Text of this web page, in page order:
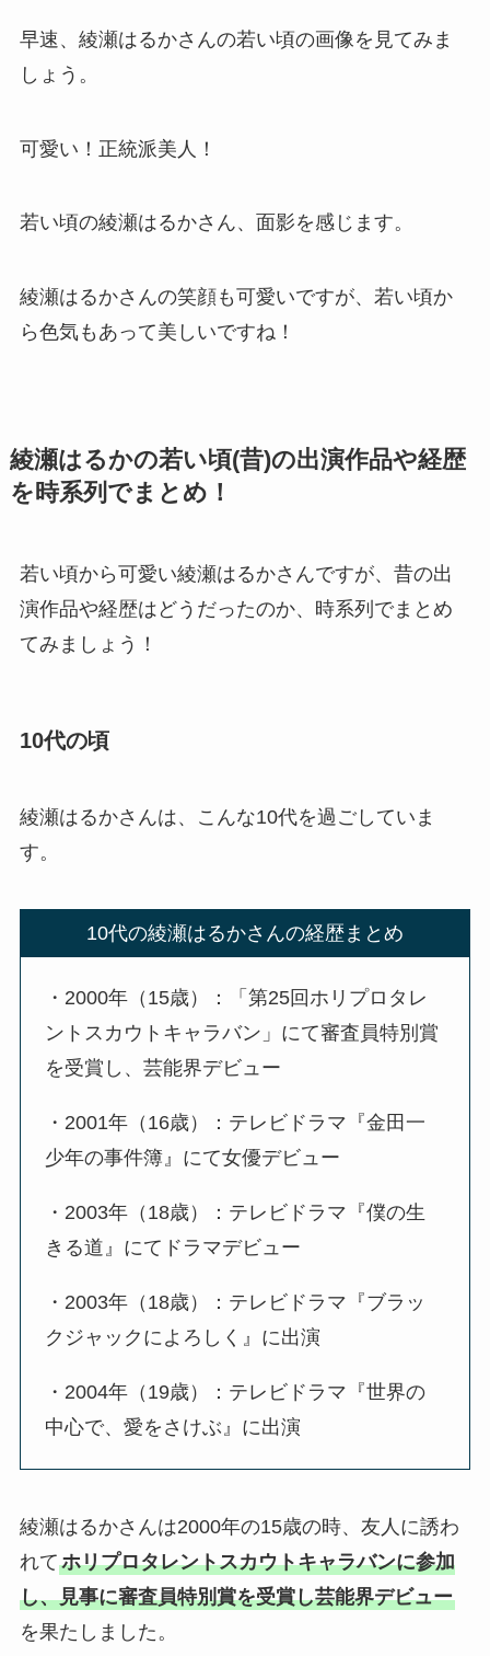
早速、綾瀬はるかさんの若い頃の画像を見てみま
しょう。
可愛い！正統派美人！
若い頃の綾瀬はるかさん、面影を感じます。
綾瀬はるかさんの笑顔も可愛いですが、若い頃か
ら色気もあって美しいですね！
綾瀬はるかの若い頃(昔)の出演作品や経歴
を時系列でまとめ！
若い頃から可愛い綾瀬はるかさんですが、昔の出
演作品や経歴はどうだったのか、時系列でまとめ
てみましょう！
10代の頃
綾瀬はるかさんは、こんな10代を過ごしていま
す。
10代の綾瀬はるかさんの経歴まとめ
・2000年（15歳）：「第25回ホリプロタレ
ントスカウトキャラバン」にて審査員特別賞
を受賞し、芸能界デビュー
・2001年（16歳）：テレビドラマ『金田一
少年の事件簿』にて女優デビュー
・2003年（18歳）：テレビドラマ『僕の生
きる道』にてドラマデビュー
・2003年（18歳）：テレビドラマ『ブラッ
クジャックによろしく』に出演
・2004年（19歳）：テレビドラマ『世界の
中心で、愛をさけぶ』に出演
綾瀬はるかさんは2000年の15歳の時、友人に誘わ
れてホリプロタレントスカウトキャラバンに参加
し、見事に審査員特別賞を受賞し芸能界デビュー
を果たしました。